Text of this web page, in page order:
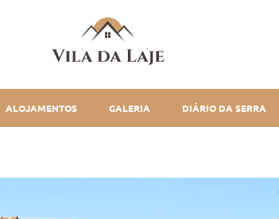
ALOJAMENTOS GALERIA DIÁRIO DA SERRA